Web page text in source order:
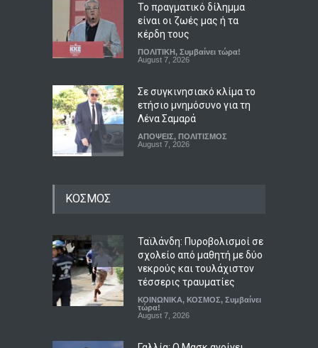
Το πραγματικό δίλημμα
είναι οι ζωές μας ή τα
κέρδη τους
ΠΟΛΙΤΙΚΗ, Συμβαίνει τώρα!
August 7, 2026
Σε συγκινησιακό κλίμα το
ετήσιο μνημόσυνο για τη
Λένα Σαμαρά
ΑΠΟΨΕΙΣ, ΠΟΛΙΤΙΣΜΟΣ
August 7, 2026
LIFESTYLE,
ΠΟΛΙΤΙΣΜΟΣ
August 7, 2026
Φεστιβάλ Λόγου και Τέχνης
«Ζορμπάς»: Τριήμερο
αφιέρωμα στον πολιτισμό
και τον Νίκο Καζαντζάκη
ΚΟΣΜΟΣ
Ταϊλάνδη: Πυροβολισμοί σε
σχολείο από μαθητή με δύο
νεκρούς και τουλάχιστον
τέσσερις τραυματίες
ΚΟΙΝΩΝΙΚΑ, ΚΟΣΜΟΣ, Συμβαίνει
τώρα!
August 7, 2026